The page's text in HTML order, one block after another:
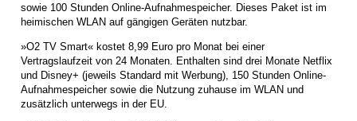
sowie 100 Stunden Online-Aufnahmespeicher. Dieses Paket ist im
heimischen WLAN auf gängigen Geräten nutzbar.
»O2 TV Smart« kostet 8,99 Euro pro Monat bei einer
Vertragslaufzeit von 24 Monaten. Enthalten sind drei Monate Netflix
und Disney+ (jeweils Standard mit Werbung), 150 Stunden Online-
Aufnahmespeicher sowie die Nutzung zuhause im WLAN und
zusätzlich unterwegs in der EU.